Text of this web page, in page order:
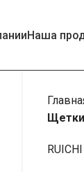
Наша
Щетки
RUICHI